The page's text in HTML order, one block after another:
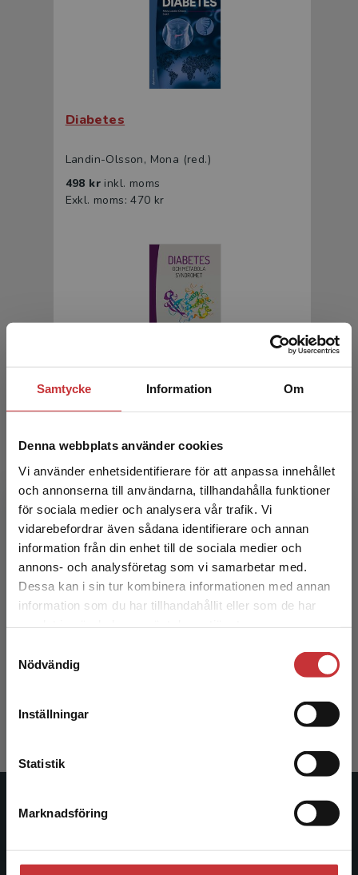
Samtycke Information Om
Denna webbplats använder cookies
Vi använder enhetsidentifierare för att anpassa innehållet
och annonserna till användarna, tillhandahålla funktioner
för sociala medier och analysera vår trafik. Vi
vidarebefordrar även sådana identifierare och annan
information från din enhet till de sociala medier och
annons- och analysföretag som vi samarbetar med.
Dessa kan i sin tur kombinera informationen med annan
information som du har tillhandahållit eller som de har
Nödvändig
Inställningar
Statistik
Marknadsföring
Begränsad fraktregion
Det verkar som att du besöker
studentlitteratur.se via en enhet utanför Sverige.
Vi erbjuder inte leveranser utanför Sverige. För
att kunna slutföra ett köp måste
Diabetes
Landin-Olsson, Mona (red.)
498 kr inkl. moms
Exkl. moms: 470 kr
426 krinkl. moms
Nilsen, Per (red.)
Exkl. moms: 355 kr
Studentlitteratur
ledande utbildningsförlag. Med läromedel, kurslitteratur,